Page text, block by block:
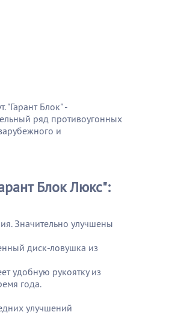
"Гарант Блок" -
ряд противоугонных
и
Блок Люкс":
Значительно улучшены
диск-ловушка из
удобную рукоятку из
года.
улучшений